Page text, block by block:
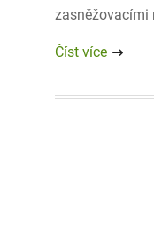
zasněžovacími
Číst více